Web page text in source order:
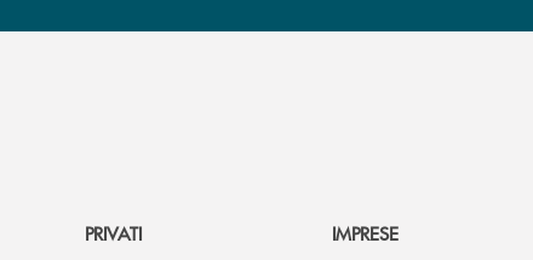
PRIVATI
IMPRESE